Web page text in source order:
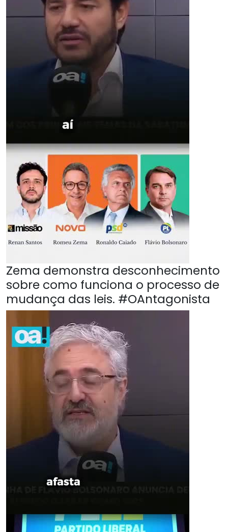
Zema demonstra desconhecimento
sobre como funciona o processo de
mudança das leis. #OAntagonista